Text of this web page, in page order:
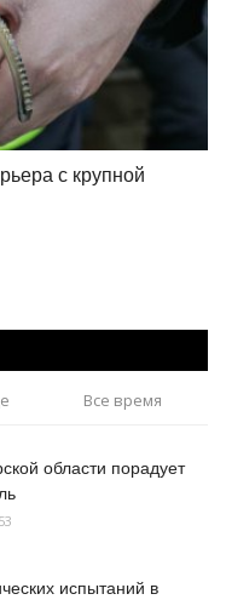
с крупной
Все время
области порадует
испытаний в